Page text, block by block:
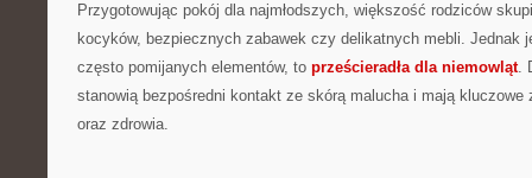
Przygotowując pokój dla najmłodszych, większość rodziców
kocyków, bezpiecznych zabawek czy delikatnych mebli. Jednak
często pomijanych elementów, to prześcieradła dla niemowląt.
stanowią bezpośredni kontakt ze skórą malucha i mają kluczowe
oraz zdrowia.